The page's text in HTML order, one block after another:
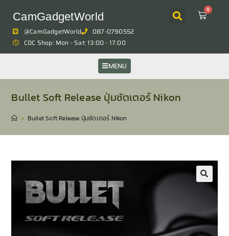
CamGadgetWorld
0
@CamGadgetWorld
087-0790552
CDC Shop: Mon - Sat: 13:00 - 17:00
MENU
Bullet Soft Release ปุ่มชัตเตอร์ Nikon
> Bullet Soft Release ปุ่มชัตเตอร์ Nikon
🔍